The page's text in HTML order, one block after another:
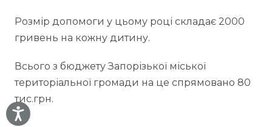
Розмір допомоги у цьому році складає 2000
гривень на кожну дитину.
Всього з бюджету Запорізької міської
територіальної громади на це спрямовано 80
тис.грн.